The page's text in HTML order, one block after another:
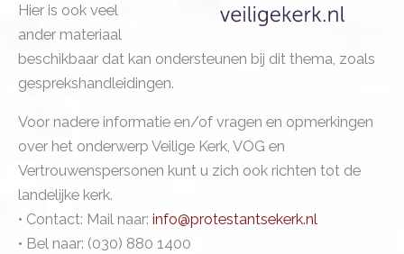
Hier is ook veel
ander materiaal
beschikbaar dat kan ondersteunen bij dit thema, zoals
gesprekshandleidingen.
Voor nadere informatie en/of vragen en opmerkingen
over het onderwerp Veilige Kerk, VOG en
Vertrouwenspersonen kunt u zich ook richten tot de
landelijke kerk.
• Contact: Mail naar: info@protestantsekerk.nl
• Bel naar: (030) 880 1400